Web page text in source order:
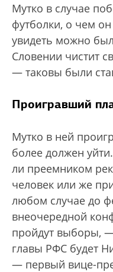
Мутко в случае
футболки, о чем
увидеть можно
Словении чистит
— таковы были
Проигравший
Мутко в ней
более должен
ли преемником
человек или же
любом случае до
внеочередной
пройдут выборы,
главы РФС будет
— первый вице-